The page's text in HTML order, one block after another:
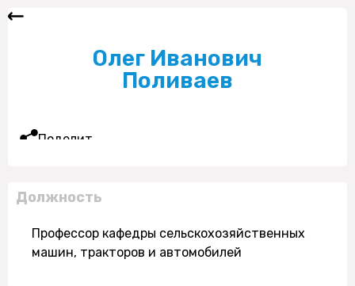
Олег Иванович
Поливаев
Поделиться
Должность
Профессор кафедры сельскохозяйственных
машин, тракторов и автомобилей